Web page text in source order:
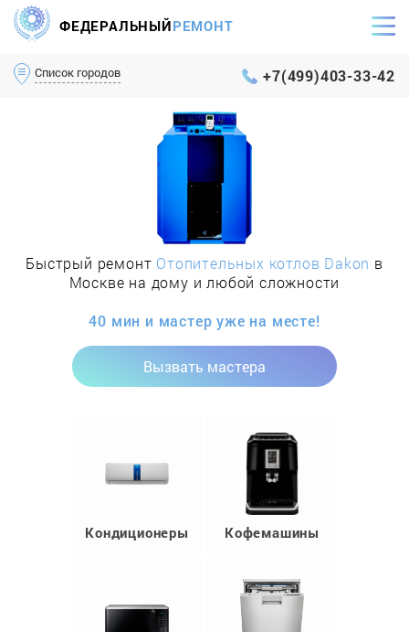
ФЕДЕРАЛЬНЫЙРЕМОНТ
Список городов +7(499)403-33-42
Быстрый ремонт Отопительных котлов Dakon в
Москве на дому и любой сложности
40 мин и мастер уже на месте!
Вызвать мастера
Кондиционеры Кофемашины